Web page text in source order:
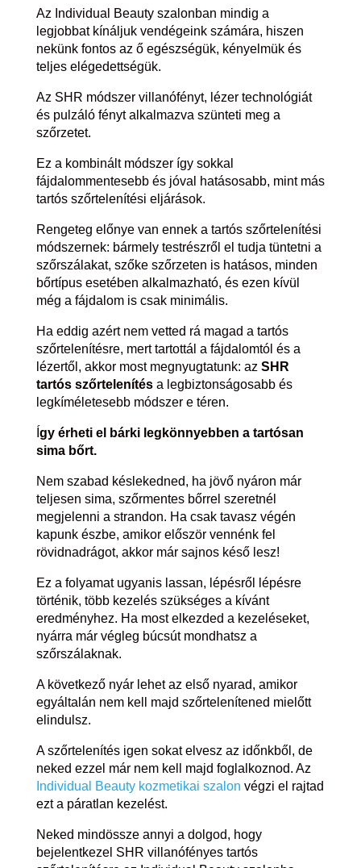
Az Individual Beauty szalonban mindig a
legjobbat kínáljuk vendégeink számára, hiszen
nekünk fontos az ő egészségük, kényelmük és
teljes elégedettségük.
Az SHR módszer villanófényt, lézer technológiát
és pulzáló fényt alkalmazva szünteti meg a
szőrzetet.
Ez a kombinált módszer így sokkal
fájdalommentesebb és jóval hatásosabb, mint más
tartós szőrtelenítési eljárások.
Rengeteg előnye van ennek a tartós szőrtelenítési
módszernek: bármely testrészről el tudja tüntetni a
szőrszálakat, szőke szőrzeten is hatásos, minden
bőrtípus esetében alkalmazható, és ezen kívül
még a fájdalom is csak minimális.
Ha eddig azért nem vetted rá magad a tartós
szőrtelenítésre, mert tartottál a fájdalomtól és a
lézertől, akkor most megnyugtatunk: azSHR
tartós szőrtelenítésa legbiztonságosabb és
legkíméletesebb módszer e téren.
gy érheti el bárki legkönnyebben a tartósan
sima bőrt.
Nem szabad késlekedned, ha jövő nyáron már
teljesen sima, szőrmentes bőrrel szeretnél
megjelenni a strandon. Ha csak tavasz végén
kapunk észbe, amikor először vennénk fel
rövidnadrágot, akkor már sajnos késő lesz!
Ez a folyamat ugyanis lassan, lépésről lépésre
történik, több kezelés szükséges a kívánt
eredményhez. Ha most elkezded a kezeléseket,
nyárra már végleg búcsút mondhatsz a
szőrszálaknak.
A következő nyár lehet az első nyarad, amikor
egyáltalán nem kell majd szőrtelenítened mielőtt
elindulsz.
A szőrtelenítés igen sokat elvesz az időnkből, de
neked ezzel már nem kell majd foglalkoznod. Az
Individual Beauty kozmetikai szalon végzi el rajtad
ezt a páratlan kezelést.
Neked mindössze annyi a dolgod, hogy
bejelentkezel SHR villanófényes tartós